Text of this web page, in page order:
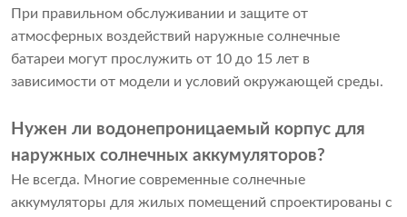
При правильном обслуживании и защите от
атмосферных воздействий наружные солнечные
батареи могут прослужить от 10 до 15 лет в
зависимости от модели и условий окружающей среды.
Нужен ли водонепроницаемый корпус для
наружных солнечных аккумуляторов?
Не всегда. Многие современные солнечные
аккумуляторы для жилых помещений спроектированы с